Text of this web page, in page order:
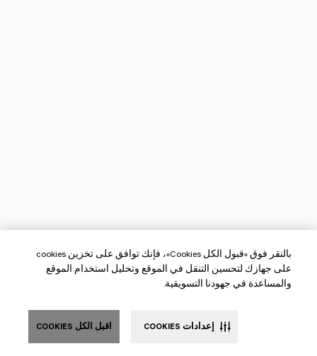
بالنقر فوق «قبول الكل Cookies»، فإنك توافق على تخزين cookies
على جهازك لتحسين التنقل في الموقع وتحليل استخدام الموقع
والمساعدة في جهودنا التسويقية.
اقبل الكل COOKIES إعدادات COOKIES